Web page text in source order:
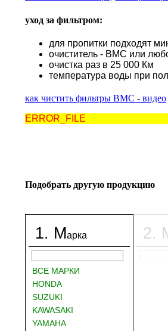
уход за фильтром:
для пропитки подходят
очиститель - BMC или
очистка раз в 25 000 Км
температура воды при
как чистить фильтры BMC - видео
ERROR_FILE
Подобрать другую продукцию
1. Марка
ВСЕ МАРКИ
HONDA
SUZUKI
KAWASAKI
YAMAHA
2.